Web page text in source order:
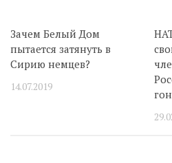
Зачем Белый Дом
пытается затянуть в
Сирию немцев?
14.07.2019